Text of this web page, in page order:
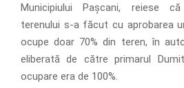
Municipiului Pașcani, reiese
terenului s-a făcut cu aprobarea
ocupe doar 70% din teren, în
eliberată de către primarul
ocupare era de 100%.